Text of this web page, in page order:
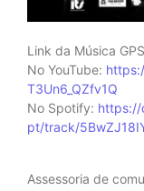
Link da Música
No YouTube:
T3Un6_QZfv1Q
No Spotify: https://
pt/track/
Assessoria de